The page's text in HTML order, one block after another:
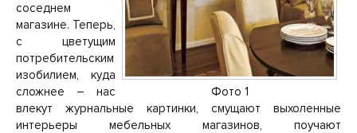
Фото 1
соседнем
магазине. Теперь,
с цветущим
потребительским
изобилием, куда
сложнее – нас
влекут журнальные картинки, смущают выхоленные
интерьеры мебельных магазинов, поучают